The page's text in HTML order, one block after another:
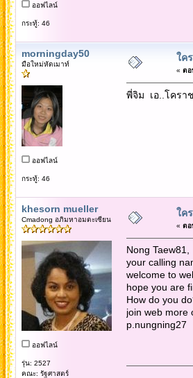
ออฟไลน์
กระทู้: 46
morningday50
มือใหม่หัดเมาท์
ออฟไลน์
กระทู้: 46
ใค
« ตอ
พี่จิม เอ..โครา
khesorn mueller
Cmadong อภิมหาอมตะเซียน
ออฟไลน์
รุ่น: 2527
คณะ: รัฐศาสตร์
ใค
« ตอ
Nong Taew81,
your calling
welcome to
hope you are
How do you
join web more
p.nungning27